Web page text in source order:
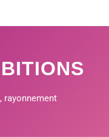
rayonnement